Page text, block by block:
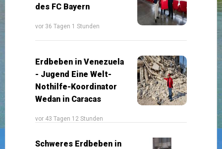
des FC Bayern
vor 36 Tagen 1 Stunden
Erdbeben in Venezuela
- Jugend Eine Welt-
Nothilfe-Koordinator
Wedan in Caracas
vor 43 Tagen 12 Stunden
Schweres Erdbeben in